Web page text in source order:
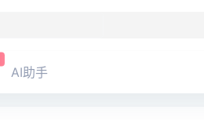
AI助手